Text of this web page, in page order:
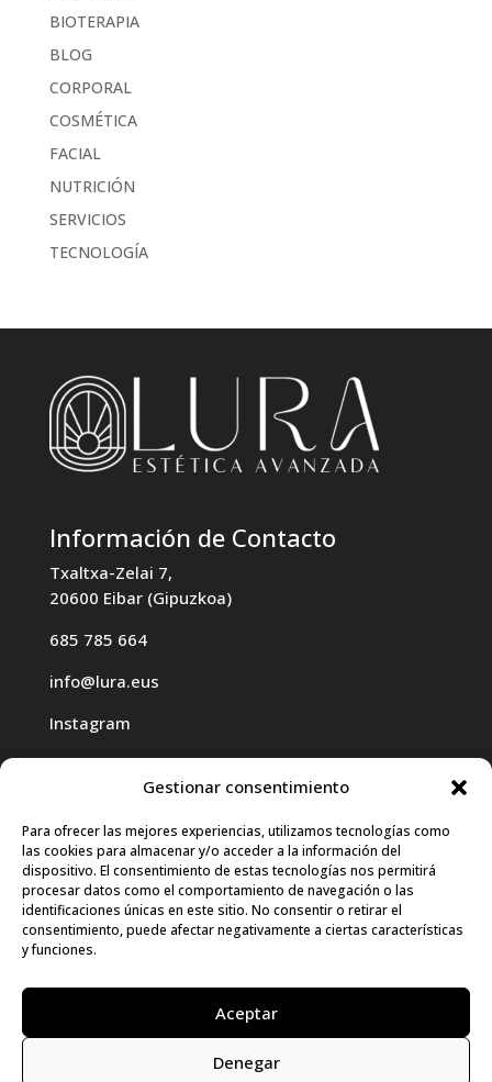
Gestionar consentimiento
Para ofrecer las mejores experiencias, utilizamos tecnologías como
las cookies para almacenar y/o acceder a la información del
dispositivo. El consentimiento de estas tecnologías nos permitirá
procesar datos como el comportamiento de navegación o las
identificaciones únicas en este sitio. No consentir o retirar el
consentimiento, puede afectar negativamente a ciertas características
y funciones.
Aceptar
Denegar
BIOTERAPIA
BLOG
CORPORAL
COSMÉTICA
FACIAL
NUTRICIÓN
SERVICIOS
TECNOLOGÍA
Información de Contacto
Txaltxa-Zelai 7,
20600 Eibar (Gipuzkoa)
685 785 664
info@lura.eus
Instagram
Haz clic para aceptar cookies de
marketing y permitir este contenido